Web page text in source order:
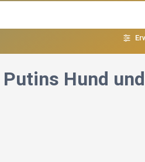
Hund